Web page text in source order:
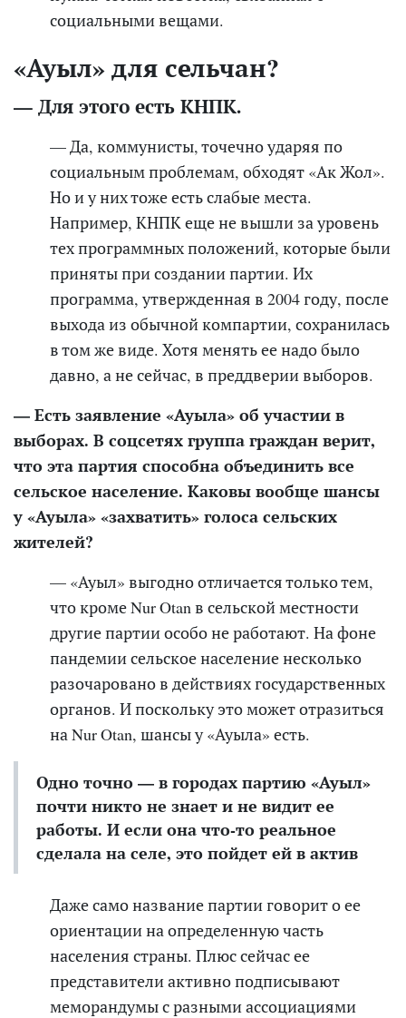
социальными вещами.
«Ауыл» для сельчан?
— Для этого есть КНПК.
— Да, коммунисты, точечно ударяя по
социальным проблемам, обходят «Ак Жол».
Но и у них тоже есть слабые места.
Например, КНПК еще не вышли за уровень
тех программных положений, которые были
приняты при создании партии. Их
программа, утвержденная в 2004 году, после
выхода из обычной компартии, сохранилась
в том же виде. Хотя менять ее надо было
давно, а не сейчас, в преддверии выборов.
— Есть заявление «Ауыла» об участии в
выборах. В соцсетях группа граждан верит,
что эта партия способна объединить все
сельское население. Каковы вообще шансы
у «Ауыла» «захватить» голоса сельских
жителей?
— «Ауыл» выгодно отличается только тем,
что кроме Nur Otan в сельской местности
другие партии особо не работают. На фоне
пандемиисельское населениенесколько
разочаровано в действиях государственных
органов. И поскольку это может отразиться
на Nur Otan, шансы у «Ауыла» есть.
Одно точно — в городах партию «Ауыл»
почти никто не знает и не видит ее
работы. И если она что-то реальное
сделала на селе, это пойдет ей в актив
Даже само название партии говорит о ее
ориентации на определенную часть
населения страны. Плюс сейчас ее
представители активно подписывают
меморандумы с разными ассоциациями